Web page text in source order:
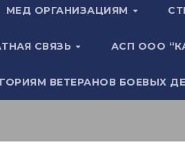
МЕД ОРГАНИЗАЦИЯМ
СВЯЗЬ АСП ООО
ВЕТЕРАНОВ БОЕВЫХ